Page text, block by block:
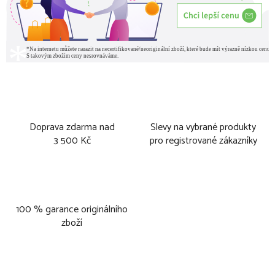
Doprava zdarma nad
3 500 Kč
Slevy na vybrané produkty
pro registrované zákazníky
100 % garance originálního
zboží